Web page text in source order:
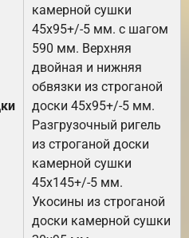
камерной сушки
45х95+/-5 мм. с шагом
590 мм. Верхняя
двойная и нижняя
обвязки из строганой
доски 45х95+/-5 мм.
Разгрузочный ригель
из строганой доски
камерной сушки
45х145+/-5 мм.
Укосины из строганой
доски камерной сушки